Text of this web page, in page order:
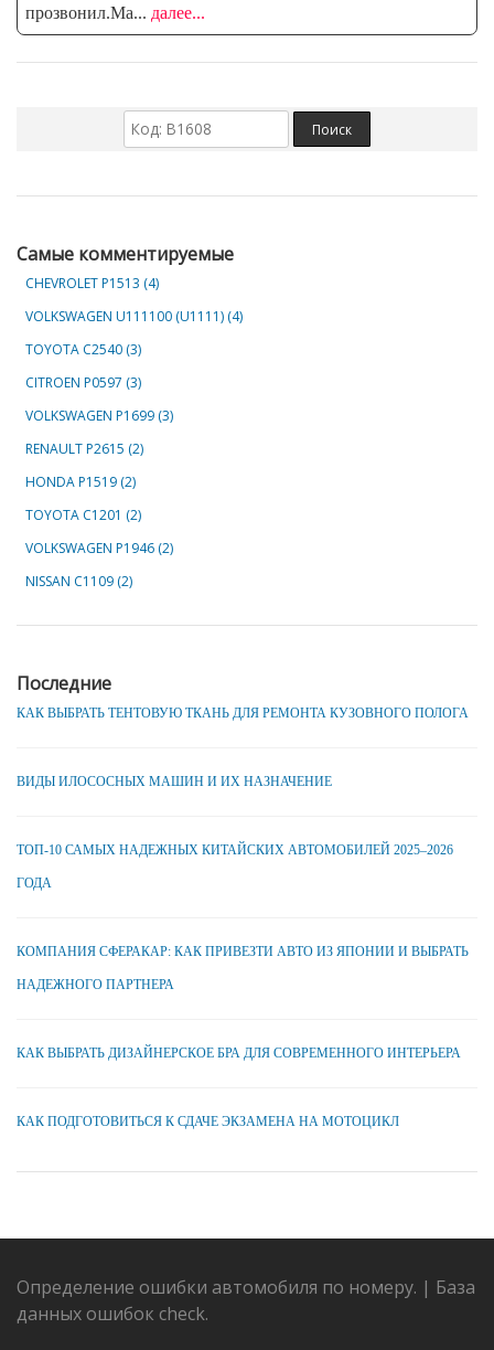
прозвонил.Ма... далее...
Самые комментируемые
CHEVROLET Р1513 (4)
VOLKSWAGEN U111100 (U1111) (4)
TOYOTA C2540 (3)
CITROEN P0597 (3)
VOLKSWAGEN P1699 (3)
RENAULT P2615 (2)
HONDA P1519 (2)
TOYOTA C1201 (2)
VOLKSWAGEN P1946 (2)
NISSAN C1109 (2)
Последние
КАК ВЫБРАТЬ ТЕНТОВУЮ ТКАНЬ ДЛЯ РЕМОНТА КУЗОВНОГО ПОЛОГА
ВИДЫ ИЛОСОСНЫХ МАШИН И ИХ НАЗНАЧЕНИЕ
ТОП-10 САМЫХ НАДЕЖНЫХ КИТАЙСКИХ АВТОМОБИЛЕЙ 2025–2026
ГОДА
КОМПАНИЯ СФЕРАКАР: КАК ПРИВЕЗТИ АВТО ИЗ ЯПОНИИ И ВЫБРАТЬ
НАДЕЖНОГО ПАРТНЕРА
КАК ВЫБРАТЬ ДИЗАЙНЕРСКОЕ БРА ДЛЯ СОВРЕМЕННОГО ИНТЕРЬЕРА
КАК ПОДГОТОВИТЬСЯ К СДАЧЕ ЭКЗАМЕНА НА МОТОЦИКЛ
Определение ошибки автомобиля по номеру. | База
данных ошибок check.